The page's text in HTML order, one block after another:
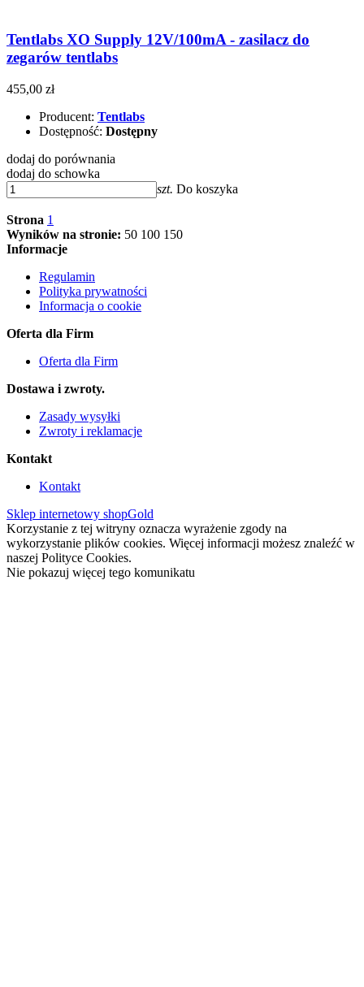
Tentlabs XO Supply 12V/100mA - zasilacz do
zegarów tentlabs
455,00 zł
Producent: Tentlabs
Dostępność: Dostępny
dodaj do porównania
dodaj do schowka
szt. Do koszyka
Strona 1
Wyników na stronie: 50 100 150
Informacje
Regulamin
Polityka prywatności
Informacja o cookie
Oferta dla Firm
Oferta dla Firm
Dostawa i zwroty.
Zasady wysyłki
Zwroty i reklamacje
Kontakt
Kontakt
Sklep internetowy shopGold
Korzystanie z tej witryny oznacza wyrażenie zgody na
wykorzystanie plików cookies. Więcej informacji możesz znaleźć w
naszej Polityce Cookies.
Nie pokazuj więcej tego komunikatu